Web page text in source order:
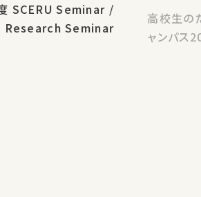
SCERU Seminar /
Research Seminar
高校生の
ャンパ